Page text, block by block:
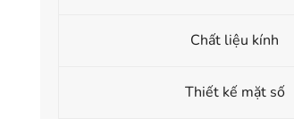
Chất liệu kính
Thiết kế mặt số